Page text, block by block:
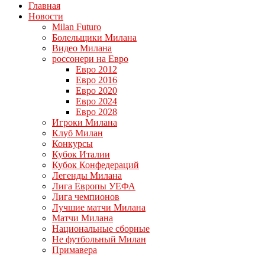
Главная
Новости
Milan Futuro
Болельщики Милана
Видео Милана
россонери на Евро
Евро 2012
Евро 2016
Евро 2020
Евро 2024
Евро 2028
Игроки Милана
Клуб Милан
Конкурсы
Кубок Италии
Кубок Конфедераций
Легенды Милана
Лига Европы УЕФА
Лига чемпионов
Лучшие матчи Милана
Матчи Милана
Национальные сборные
Не футбольный Милан
Примавера